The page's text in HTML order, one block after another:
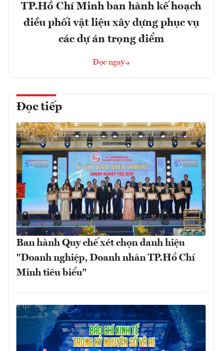
TP.Hồ Chí Minh ban hành kế hoạch
điều phối vật liệu xây dựng phục vụ
các dự án trọng điểm
Đọc ngay
Đọc tiếp
Ban hành Quy chế xét chọn danh hiệu
"Doanh nghiệp, Doanh nhân TP.Hồ Chí
Minh tiêu biểu"